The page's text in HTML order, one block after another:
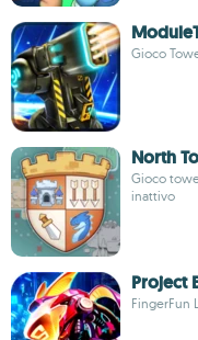
Gioco
North
Gioco
inattivo
Project
FingerFun